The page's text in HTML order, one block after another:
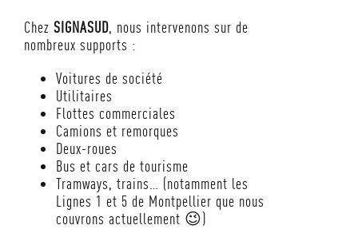
Chez SIGNASUD, nous intervenons sur de
nombreux supports :
Voitures de société
Utilitaires
Flottes commerciales
Camions et remorques
Deux-roues
Bus et cars de tourisme
Tramways, trains… (notamment les
Lignes 1 et 5 de Montpellier que nous
couvrons actuellement 😉)